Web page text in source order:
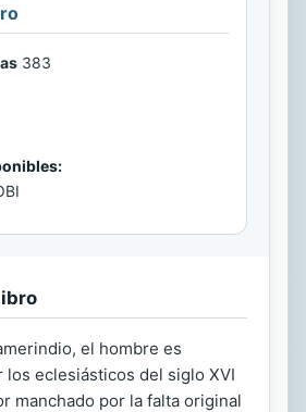
383
el hombre es
los eclesiásticos del siglo XVI
manchado por la falta original